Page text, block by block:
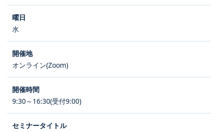
水
オンライン(Zoom)
9:30～16:30(受付9:00)